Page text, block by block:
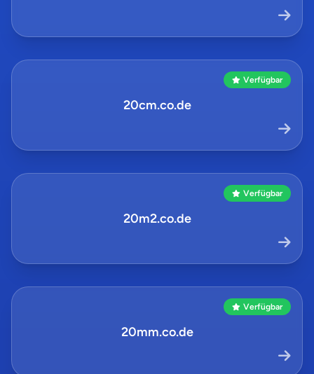
Verfügbar
20cm.co.de
Verfügbar
20m2.co.de
Verfügbar
20mm.co.de